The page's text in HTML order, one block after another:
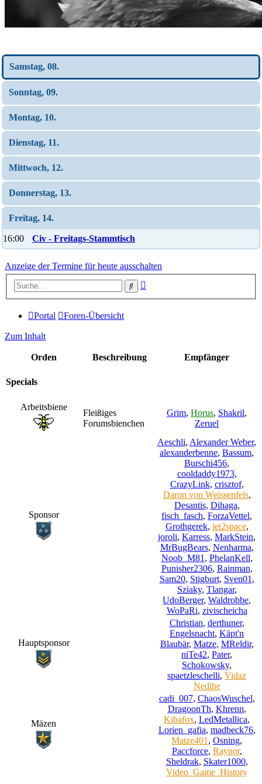
Samstag, 08.
Sonntag, 09.
Montag, 10.
Dienstag, 11.
Mittwoch, 12.
Donnerstag, 13.
Freitag, 14.
16:00 Civ - Freitags-Stammtisch
Anzeige der Termine für heute ausschalten
Suche
Portal Foren-Übersicht
Zum Inhalt
Orden Beschreibung Empfänger
Specials
Arbeitsbiene
Fleißiges
Forumsbienchen
Grim, Horus, Shakril,
Zeruel
Sponsor
Aeschli, Alexander Weber,
alexanderbenne, Bassum,
Burschi456,
cooldaddy1973,
CrazyLink, crisztof,
Daron von Weissenfels,
Desantis, Dihaga,
fisch_fasch, ForzaVettel,
Grothgerek, jet2space,
joroli, Karress, MarkStein,
MrBugBears, Nenharma,
Noob_M81 , PhelanKell,
Punisher2306, Rainman,
Sam20, Stigburt, Sven01 ,
Sziaky, Tlangar,
UdoBerger, Waldrobbe,
WoPaRi, zivischeicha
Hauptsponsor
Christian, derthuner,
Engelsnacht, Käpt'n
Blaubär, Matze, MReldir,
niTe42, Pater,
Schokowsky,
spaetzleschelli, Vidaz
Nedihe
Mäzen
cadi_007, ChaosWuschel,
DragoonTh, Khrenn,
Kibafox, LedMetallica,
Lorien_gafia, madbeck76,
Matze401 , Osning,
Paccforce, Raynor,
Sheldrak, Skater1000,
Video_Game_History